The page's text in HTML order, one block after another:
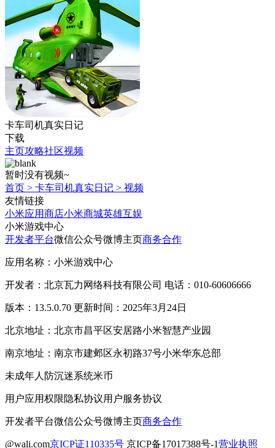
卡车司机真实日记
下载
主页攻略社区视频
暂时没有视频~
首页 > 卡车司机真实日记 > 视频
友情链接
小米应用商店小米商城英雄互娱
小米游戏中心
开发者平台微信公众号微博主页商务合作
应用名称：小米游戏中心
开发者：北京瓦力网络科技有限公司 电话：010-60606666
版本：13.5.0.70 更新时间：2025年3月24日
北京地址：北京市昌平区安居路小米智慧产业园
南京地址：南京市建邺区永初路37号小米华东总部
未成年人防沉迷系统米币
用户应用权限隐私协议用户服务协议
开发者平台微信公众号微博主页商务合作
@wali.com京ICP证110335号 京ICP备17017388号-1营业执照